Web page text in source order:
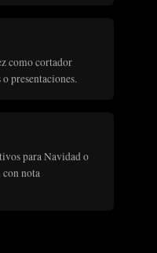
como cortador
presentaciones.
para Navidad o
con nota